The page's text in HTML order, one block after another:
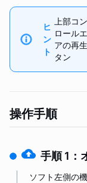
ヒ
ン
ト
上部コ
ロール
アの再
タン
操作手順
手順 1：
ソフト左側の